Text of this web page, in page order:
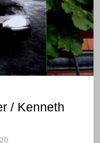
/ Kenneth